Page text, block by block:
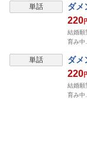
単話 ダメ
220
結婚願
育み
単話 ダメ
220
結婚願
育み